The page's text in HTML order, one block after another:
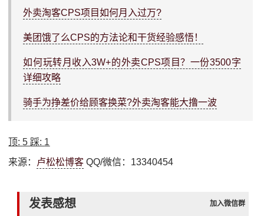
外卖淘客CPS项目如何月入过万?
美团饿了么CPS的方法论和干货经验感悟！
如何玩转月收入3W+的外卖CPS项目？一份3500字
详细攻略
骑手为挣差价给顾客换菜?外卖淘客能大撸一波
顶:5 踩: 1
来源： 卢松松博客 QQ/微信：13340454
发表感想 加入微信群